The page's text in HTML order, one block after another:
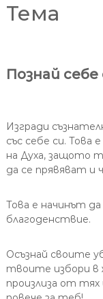
Тема
Познай
Изгради
със себе си. Това
на Духа, защото
да се прявяват и
Това е начинът
благоденствие.
Осъзнай своите
твоите избори в
произлиза от